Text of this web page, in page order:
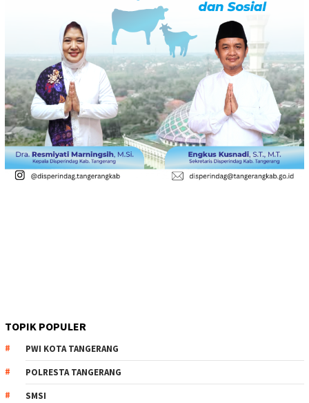
TOPIK POPULER
PWI KOTA TANGERANG
POLRESTA TANGERANG
SMSI